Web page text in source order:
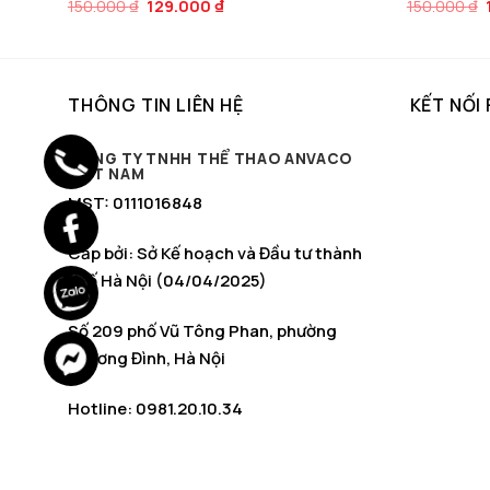
150.000₫ Giá
129.000₫Giá
150.000₫
THÔNG TIN LIÊN HỆ
CÔNG TY TNHH THỂ THAO ANVACO
VIỆT NAM
MST: 0111016848
Cấp bởi: Sở Kế hoạch và Đầu tư thành
phố Hà Nội (04/04/2025)
Số 209 phố Vũ Tông Phan, phường
Khương Đình, Hà Nội
Hotline: 0981.20.10.34
KẾT NỐI